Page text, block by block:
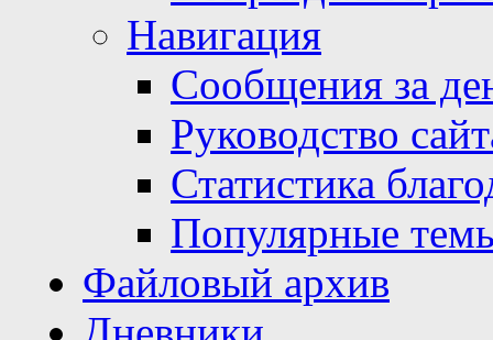
Навигация
Сообщения за
Руководство
Статистика
Популярные
Файловый архив